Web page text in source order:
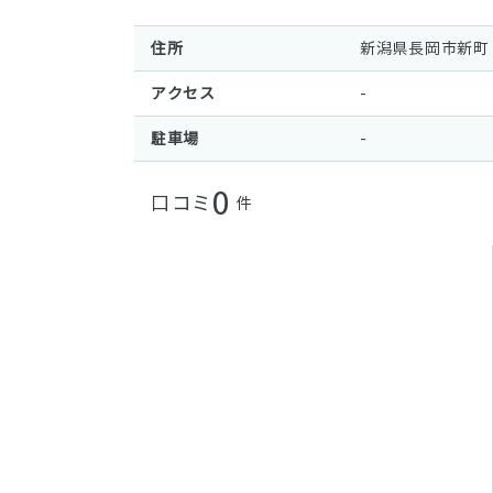
住所 新潟県長岡市新
アクセス -
駐車場 -
口コミ 0 件